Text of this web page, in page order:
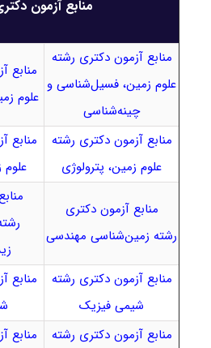
منابع آزمون
منابع آزمون دکتری رشته
علوم زمین، فسیل‌شناسی و
چینه‌شناسی
منابع
علوم
منابع آزمون دکتری رشته
علوم زمین، پترولوژی
منابع
منابع آزمون دکتری
رشته زمین‌شناسی مهندسی
منابع آزمون دکتری رشته
شیمی فیزیک
منابع
منابع آزمون دکتری رشته
منابع